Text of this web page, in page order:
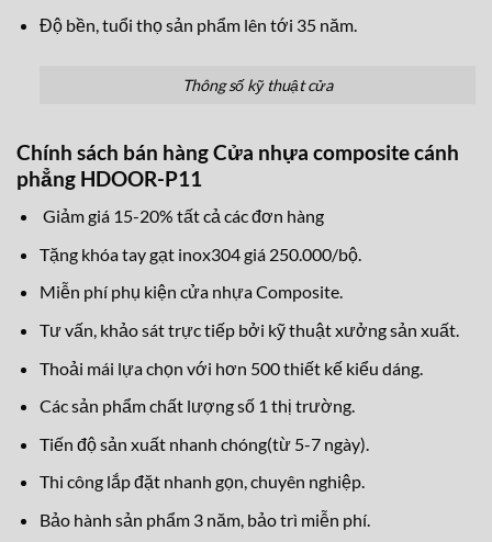
Độ bền, tuổi thọ sản phẩm lên tới 35 năm.
Thông số kỹ thuật cửa
Chính sách bán hàng Cửa nhựa composite cánh
phẳng HDOOR-P11
Giảm giá 15-20% tất cả các đơn hàng
Tặng khóa tay gạt inox304 giá 250.000/bộ.
Miễn phí phụ kiện cửa nhựa Composite.
Tư vấn, khảo sát trực tiếp bởi kỹ thuật xưởng sản xuất.
Thoải mái lựa chọn với hơn 500 thiết kế kiểu dáng.
Các sản phẩm chất lượng số 1 thị trường.
Tiến độ sản xuất nhanh chóng(từ 5-7 ngày).
Thi công lắp đặt nhanh gọn, chuyên nghiệp.
Bảo hành sản phẩm 3 năm, bảo trì miễn phí.